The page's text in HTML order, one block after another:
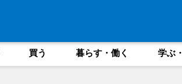
買う 暮らす・働く 学ぶ